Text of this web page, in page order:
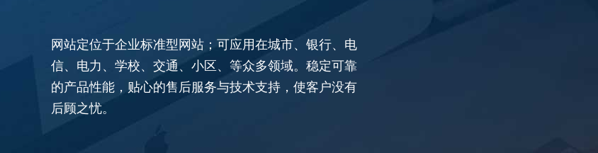
网站定位于企业标准型网站；可应用在城市、银行、电
信、电力、学校、交通、小区、等众多领域。稳定可靠
的产品性能，贴心的售后服务与技术支持，使客户没有
后顾之忧。